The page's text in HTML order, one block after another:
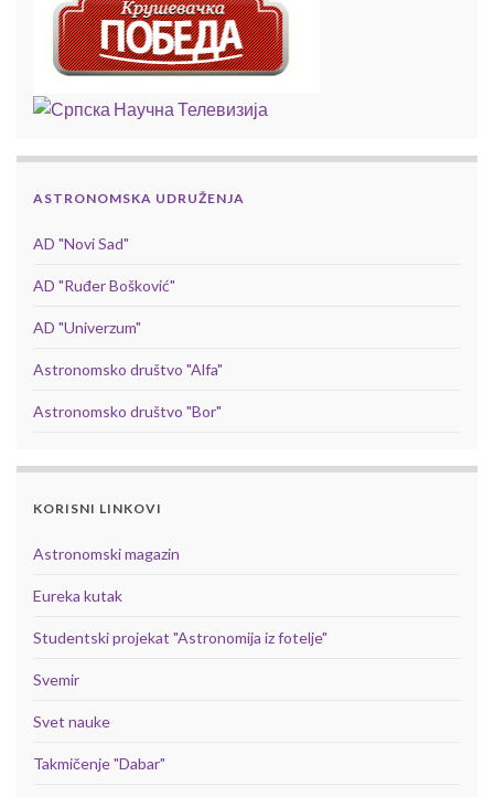
ASTRONOMSKA UDRUŽENJA
AD "Novi Sad"
AD "Ruđer Bošković"
AD "Univerzum"
Astronomsko društvo "Alfa"
Astronomsko društvo "Bor"
KORISNI LINKOVI
Astronomski magazin
Eureka kutak
Studentski projekat "Astronomija iz fotelje"
Svemir
Svet nauke
Takmičenje "Dabar"